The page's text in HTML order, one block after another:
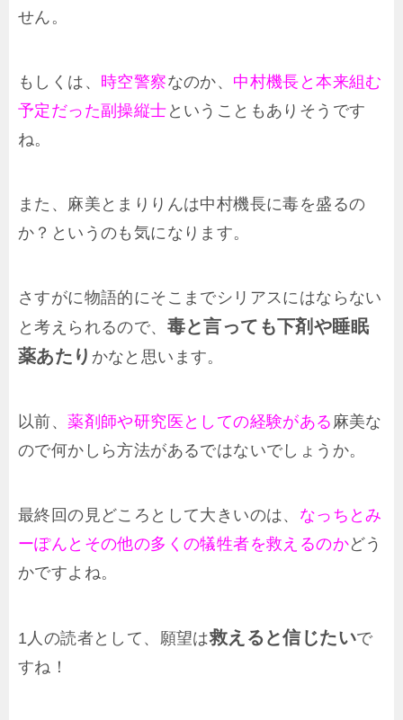
せん。
もしくは、 時空警察なのか、 中村機長と本来組む
予定だった副操縦士 ということもありそうです
ね。
また、麻美とまりりんは中村機長に毒を盛るの
か？というのも気になります。
さすがに物語的にそこまでシリアスにはならない
と考えられるので、 毒と言っても下剤や睡眠
薬あたり かなと思います。
以前、薬剤師や研究医としての経験がある 麻美な
ので何かしら方法があるではないでしょうか。
最終回の見どころとして大きいのは、 なっちとみ
ーぽんとその他の多くの犠牲者を救えるのかどう
かですよね。
1人の読者として、願望は救えると信じたいで
すね！